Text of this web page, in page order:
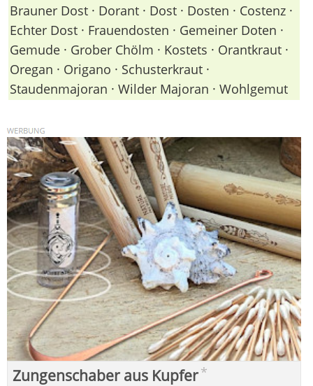
Brauner Dost · Dorant · Dost · Dosten · Costenz ·
Echter Dost · Frauendosten · Gemeiner Doten ·
Gemude · Grober Chölm · Kostets · Orantkraut ·
Oregan · Origano · Schusterkraut ·
Staudenmajoran · Wilder Majoran · Wohlgemut
Zungenschaber aus Kupfer*